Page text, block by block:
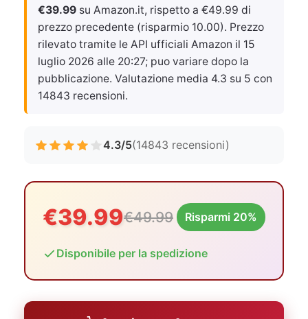
€39.99 su Amazon.it, rispetto a €49.99 di
prezzo precedente (risparmio 10.00). Prezzo
rilevato tramite le API ufficiali Amazon il 15
luglio 2026 alle 20:27; puo variare dopo la
pubblicazione. Valutazione media 4.3 su 5 con
14843 recensioni.
4.3/5(14843 recensioni)
€39.99€49.99 Risparmi 20%
Disponibile per la spedizione